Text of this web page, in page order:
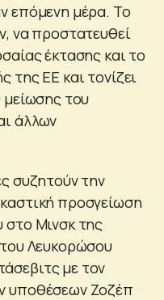
επόμενη μέρα. Το
να προστατευθεί
έκτασης και το
της ΕΕ και τονίζει
μείωσης του
άλλων
συζητούν την
προσγείωση
στο Μινσκ της
Λευκορώσου
με τον
υποθέσεων Ζοζέπ